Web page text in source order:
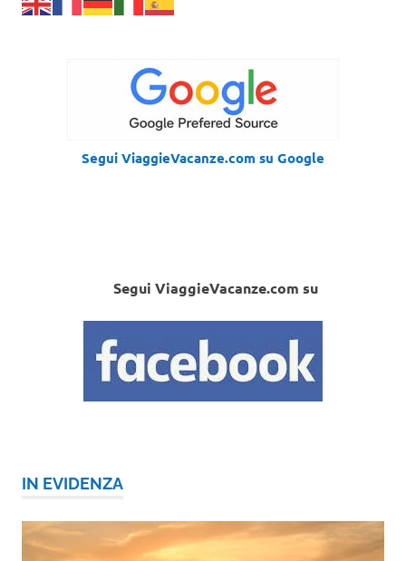
Segui ViaggieVacanze.com su Google
Segui ViaggieVacanze.com su
IN EVIDENZA